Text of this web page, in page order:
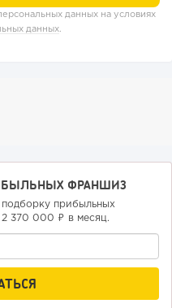
9 2
данных на условиях
данных.
ФРАНШИЗ
подборку прибыльных
370 000 ₽ в месяц.